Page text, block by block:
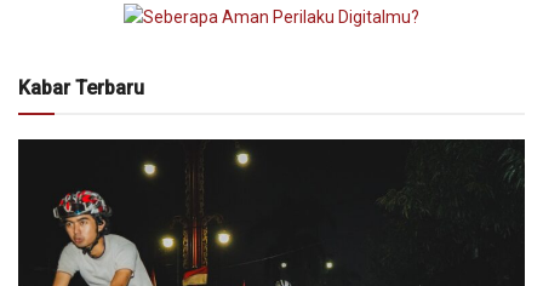
Kabar Terbaru